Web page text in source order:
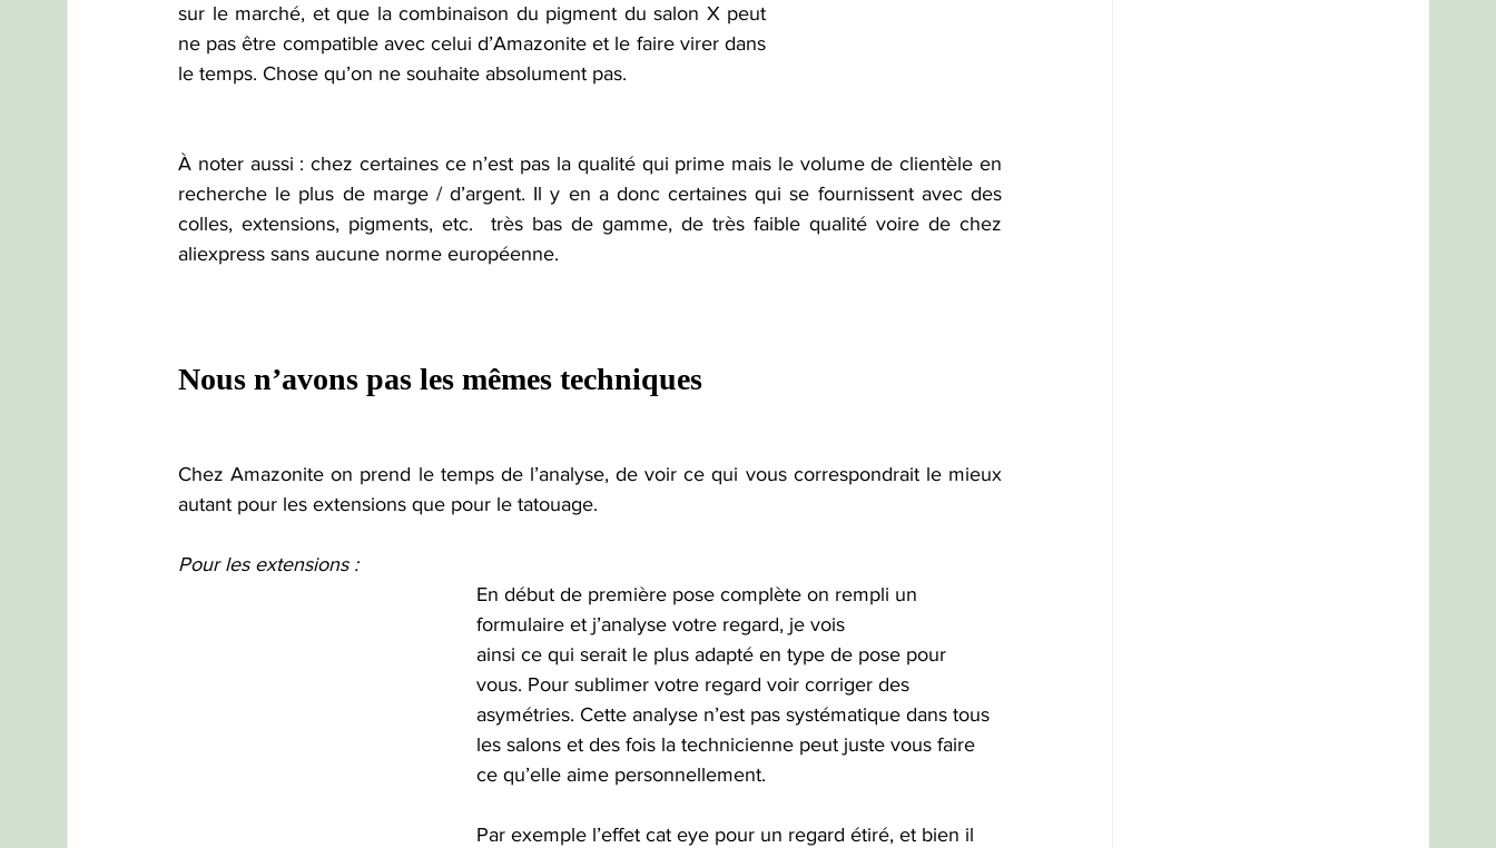
sur le marché, et que la combinaison du pigment du salon X peut
ne pas être compatible avec celui d’Amazonite et le faire virer dans
le temps. Chose qu’on ne souhaite absolument pas.
À noter aussi : chez certaines ce n’est pas la qualité qui prime mais le volume de clientèle en
recherche le plus de marge / d’argent. Il y en a donc certaines qui se fournissent avec des
colles, extensions, pigments, etc.  très bas de gamme, de très faible qualité voire de chez
aliexpress sans aucune norme européenne.
Nous n’avons pas les mêmes techniques
Chez Amazonite on prend le temps de l’analyse, de voir ce qui vous correspondrait le mieux
autant pour les extensions que pour le tatouage.
Pour les extensions :
En début de première pose complète on rempli un
formulaire et j’analyse votre regard, je vois
ainsi ce qui serait le plus adapté en type de pose pour
vous. Pour sublimer votre regard voir corriger des
asymétries. Cette analyse n’est pas systématique dans tous
les salons et des fois la technicienne peut juste vous faire
ce qu’elle aime personnellement.
Par exemple l’effet cat eye pour un regard étiré, et bien il